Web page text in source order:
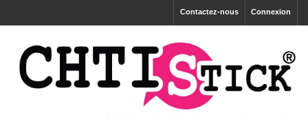
Connexion
Contactez-nous